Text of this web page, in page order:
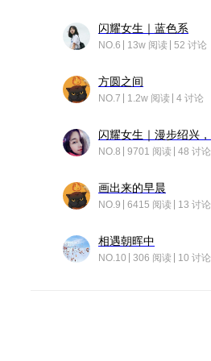
闪耀女生｜蓝色系
NO.6 13w 阅读 52 讨论
方圆之间
NO.7 1.2w 阅读 4 讨论
NO.8 9701 阅读 48 讨论
画出来的早晨
NO.9 6415 阅读 13 讨论
相遇朝晖中
NO.10 306 阅读 10 讨论